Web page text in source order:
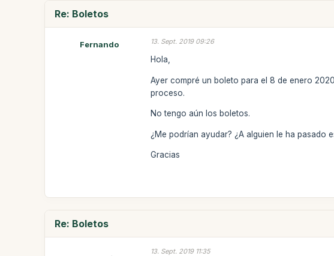
Re: Boletos
Fernando 13. Sept. 2019 09:26
Hola,
Ayer compré un boleto para el 8 de enero
proceso.
No tengo aún los boletos.
¿Me podrían ayudar? ¿A alguien le ha pasado
Gracias
Re: Boletos
13. Sept. 2019 11:35